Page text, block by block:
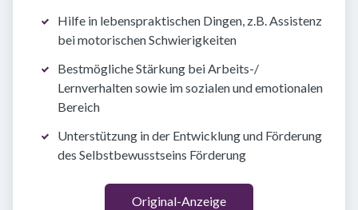
Hilfe in lebenspraktischen Dingen, z.B. Assistenz
bei motorischen Schwierigkeiten
Bestmögliche Stärkung bei Arbeits-/
Lernverhalten sowie im sozialen und emotionalen
Bereich
Unterstützung in der Entwicklung und Förderung
des Selbstbewusstseins Förderung
Original-Anzeige